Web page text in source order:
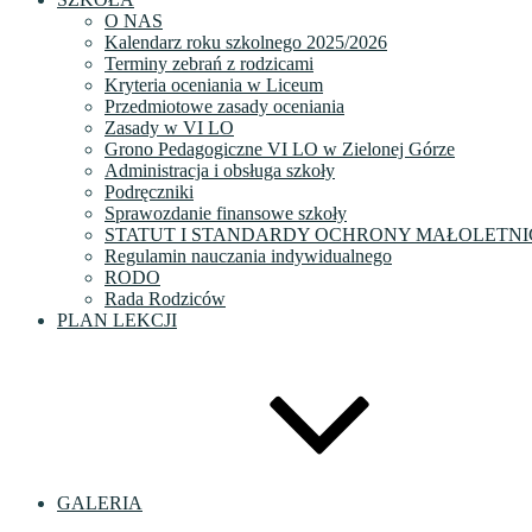
O NAS
Kalendarz roku szkolnego 2025/2026
Terminy zebrań z rodzicami
Kryteria oceniania w Liceum
Przedmiotowe zasady oceniania
Zasady w VI LO
Grono Pedagogiczne VI LO w Zielonej Górze
Administracja i obsługa szkoły
Podręczniki
Sprawozdanie finansowe szkoły
STATUT I STANDARDY OCHRONY
Regulamin nauczania indywidualnego
RODO
Rada Rodziców
PLAN LEKCJI
GALERIA